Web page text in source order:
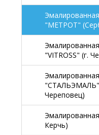
"МЕТРОТ"
"VITROSS" (г.
"СТАЛЬЭМАЛЬ"
Череповец)
Керчь)